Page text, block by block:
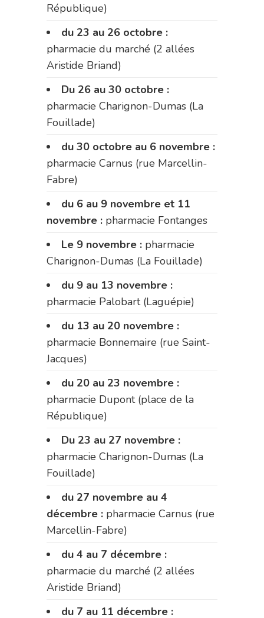
République)
du 23 au 26 octobre :
pharmacie du marché (2 allées
Aristide Briand)
Du 26 au 30 octobre :
pharmacie Charignon-Dumas (La
Fouillade)
du 30 octobre au 6 novembre :
pharmacie Carnus (rue Marcellin-
Fabre)
du 6 au 9 novembre et 11
novembre : pharmacie Fontanges
Le 9 novembre : pharmacie
Charignon-Dumas (La Fouillade)
du 9 au 13 novembre :
pharmacie Palobart (Laguépie)
du 13 au 20 novembre :
pharmacie Bonnemaire (rue Saint-
Jacques)
du 20 au 23 novembre :
pharmacie Dupont (place de la
République)
Du 23 au 27 novembre :
pharmacie Charignon-Dumas (La
Fouillade)
du 27 novembre au 4
décembre : pharmacie Carnus (rue
Marcellin-Fabre)
du 4 au 7 décembre :
pharmacie du marché (2 allées
Aristide Briand)
du 7 au 11 décembre :